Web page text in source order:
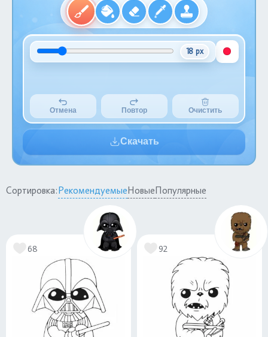
18 px
Отмена Повтор Очистить
Скачать
Сортировка:РекомендуемыеНовыеПопулярные
68 92